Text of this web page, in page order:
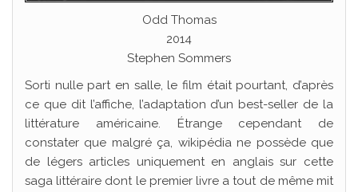
Odd Thomas
2014
Stephen Sommers
Sorti nulle part en salle, le film était pourtant, d’après
ce que dit l’affiche, l’adaptation d’un best-seller de la
littérature américaine. Étrange cependant de
constater que malgré ça, wikipédia ne possède que
de légers articles uniquement en anglais sur cette
saga littéraire dont le premier livre a tout de même mit